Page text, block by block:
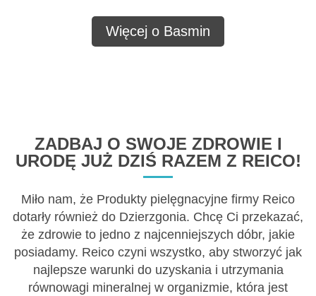
Więcej o Basmin
ZADBAJ O SWOJE ZDROWIE I
URODĘ JUŻ DZIŚ RAZEM Z REICO!
Miło nam, że Produkty pielęgnacyjne firmy Reico
dotarły również do Dzierzgonia. Chcę Ci przekazać,
że zdrowie to jedno z najcenniejszych dóbr, jakie
posiadamy. Reico czyni wszystko, aby stworzyć jak
najlepsze warunki do uzyskania i utrzymania
równowagi mineralnej w organizmie, która jest